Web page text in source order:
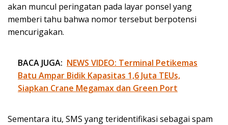
akan muncul peringatan pada layar ponsel yang
memberi tahu bahwa nomor tersebut berpotensi
mencurigakan.
BACA JUGA: NEWS VIDEO: Terminal Petikemas
Batu Ampar Bidik Kapasitas 1,6 Juta TEUs,
Siapkan Crane Megamax dan Green Port
Sementara itu, SMS yang teridentifikasi sebagai spam